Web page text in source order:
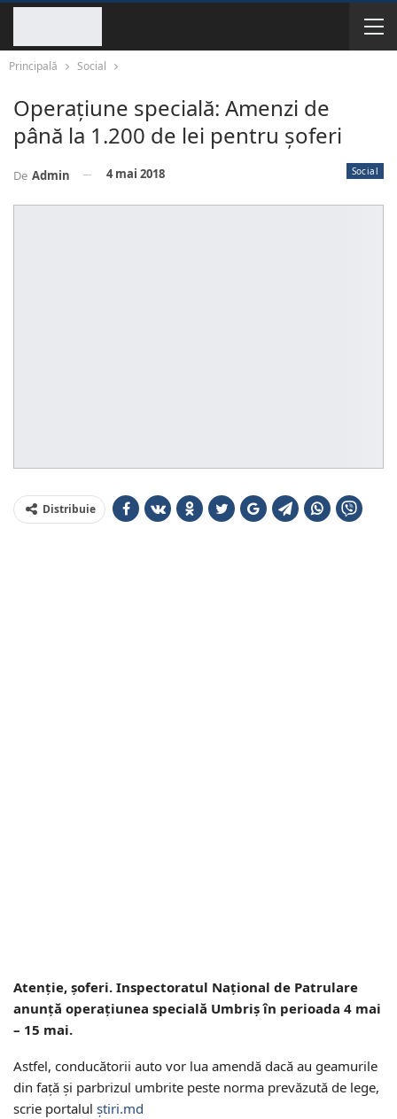
Principală Social
Operațiune specială: Amenzi de
până la 1.200 de lei pentru șoferi
Social
De Admin 4 mai 2018
Distribuie
Atenție, șoferi. Inspectoratul Național de Patrulare
anunță operațiunea specială Umbriș în perioada 4 mai
– 15 mai.
Astfel, conducătorii auto vor lua amendă dacă au geamurile
din față și parbrizul umbrite peste norma prevăzută de lege,
scrie portalul știri.md